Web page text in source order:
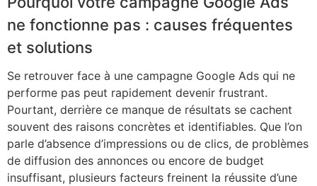
ne fonctionne pas : causes fréquentes
et solutions
Se retrouver face à une campagne Google Ads qui ne
performe pas peut rapidement devenir frustrant.
Pourtant, derrière ce manque de résultats se cachent
souvent des raisons concrètes et identifiables. Que l’on
parle d’absence d’impressions ou de clics, de problèmes
de diffusion des annonces ou encore de budget
insuffisant, plusieurs facteurs freinent la réussite d’une